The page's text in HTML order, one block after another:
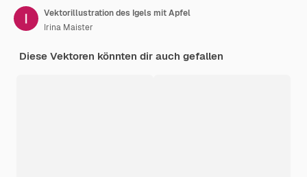
Vektorillustration des Igels mit Apfel
Irina Maister
Diese Vektoren könnten dir auch gefallen